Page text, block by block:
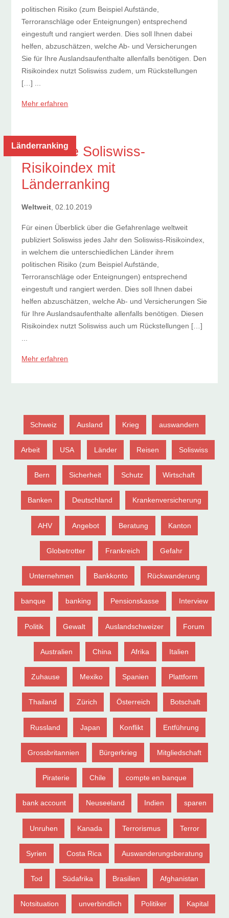
politischen Risiko (zum Beispiel Aufstände,
Terroranschläge oder Enteignungen) entsprechend
eingestuft und rangiert werden. Dies soll Ihnen dabei
helfen, abzuschätzen, welche Ab- und Versicherungen
Sie für Ihre Auslandsaufenthalte allenfalls benötigen. Den
Risikoindex nutzt Soliswiss zudem, um Rückstellungen
[…] ...
Mehr erfahren
Länderranking
Der neue Soliswiss-
Risikoindex mit
Länderranking
Weltweit , 02.10.2019
Für einen Überblick über die Gefahrenlage weltweit
publiziert Soliswiss jedes Jahr den Soliswiss-Risikoindex,
in welchem die unterschiedlichen Länder ihrem
politischen Risiko (zum Beispiel Aufstände,
Terroranschläge oder Enteignungen) entsprechend
eingestuft und rangiert werden. Dies soll Ihnen dabei
helfen abzuschätzen, welche Ab- und Versicherungen Sie
für Ihre Auslandsaufenthalte allenfalls benötigen. Diesen
Risikoindex nutzt Soliswiss auch um Rückstellungen […]
Mehr erfahren
Schweiz Ausland Krieg auswandern
Arbeit USA Länder Reisen Soliswiss
Bern Sicherheit Schutz Wirtschaft
Banken Deutschland Krankenversicherung
AHV Angebot Beratung Kanton
Globetrotter Frankreich Gefahr
Unternehmen Bankkonto Rückwanderung
banque banking Pensionskasse Interview
Politik Gewalt Auslandschweizer Forum
Australien China Afrika Italien
Zuhause Mexiko Spanien Plattform
Thailand Zürich Österreich Botschaft
Russland Japan Konflikt Entführung
Grossbritannien Bürgerkrieg Mitgliedschaft
Piraterie Chile compte en banque
bank account Neuseeland Indien sparen
Unruhen Kanada Terrorismus Terror
Syrien Costa Rica Auswanderungsberatung
Tod Südafrika Brasilien Afghanistan
Notsituation unverbindlich Politiker Kapital